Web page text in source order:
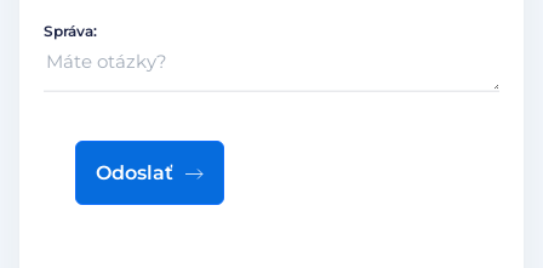
Správa:
Odoslať